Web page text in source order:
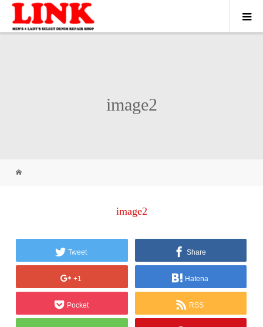
image2
image2
Tweet Share
+1 Hatena
Pocket RSS